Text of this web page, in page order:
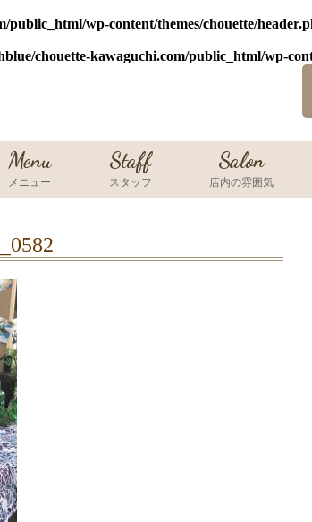
public_html/wp-content/themes/chouette/
chouette-kawaguchi.com/public_html/wp-
Menu
メニュー
Staff
スタッフ
Salon
店内の雰囲気